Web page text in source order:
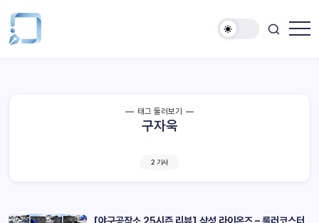
태그 둘러보기
구자욱
2 기사
[야구공작소 25시즌 리뷰] 삼성 라이온즈 – 롤러코스터